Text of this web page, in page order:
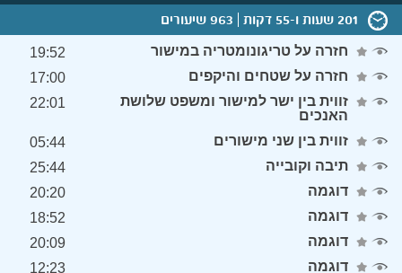
201 שעות ו-55 דקות 963 שיעורים
חזרה על טריגונומטריה במישור
19:52
חזרה על שטחים והיקפים
17:00
זווית בין ישר למישור ומשפט שלושת
האנכים
22:01
זווית בין שני מישורים
05:44
תיבה וקובייה
25:44
דוגמה
20:20
דוגמה
18:52
דוגמה
20:09
דוגמה
12:23